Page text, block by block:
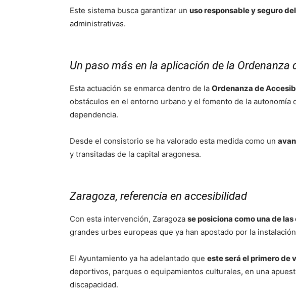
Este sistema busca garantizar un uso responsable y seguro
administrativas.
Un paso más en la aplicación de la Ordenanza
Esta actuación se enmarca dentro de la Ordenanza de
obstáculos en el entorno urbano y el fomento de la
dependencia.
Desde el consistorio se ha valorado esta medida como un
y transitadas de la capital aragonesa.
Zaragoza, referencia en accesibilidad
Con esta intervención, Zaragoza se posiciona como una de
grandes urbes europeas que ya han apostado por la
El Ayuntamiento ya ha adelantado que este será el primero de
deportivos, parques o equipamientos culturales, en una
discapacidad.